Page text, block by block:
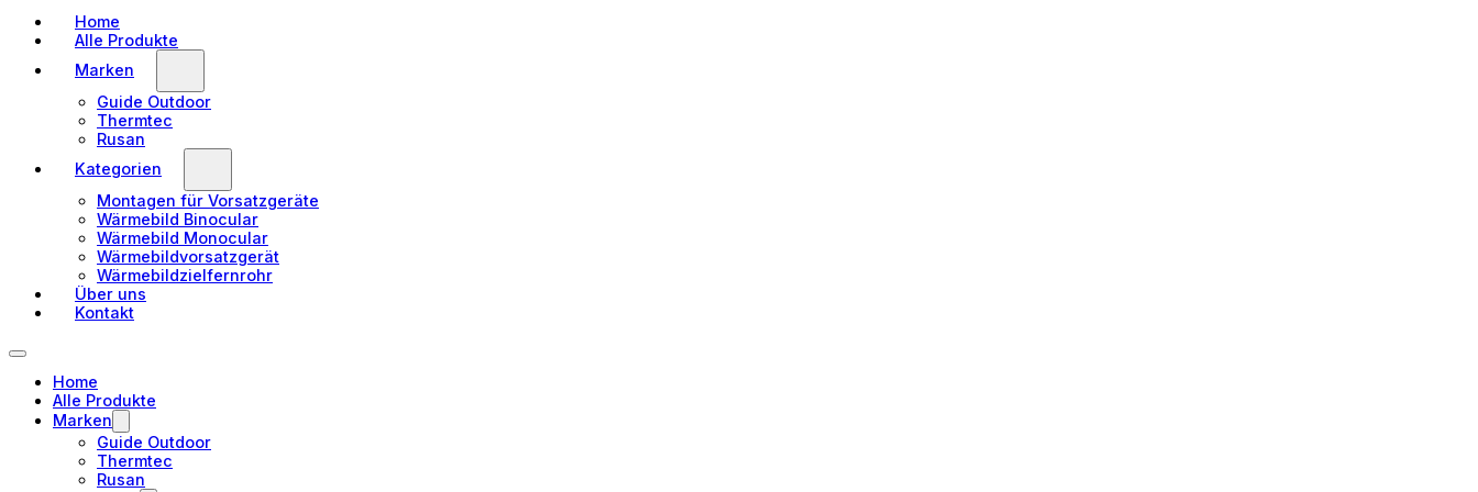
Home
Alle Produkte
Marken
Guide Outdoor
Thermtec
Rusan
Kategorien
Montagen für Vorsatzgeräte
Wärmebild Binocular
Wärmebild Monocular
Wärmebildvorsatzgerät
Wärmebildzielfernrohr
Über uns
Kontakt
Home
Alle Produkte
Marken
Guide Outdoor
Thermtec
Rusan